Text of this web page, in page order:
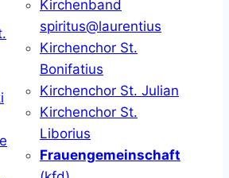
Kirchenband
spiritus@laurentius
Kirchenchor St.
Bonifatius
Kirchenchor St. Julian
Kirchenchor St.
Liborius
Frauengemeinschaft